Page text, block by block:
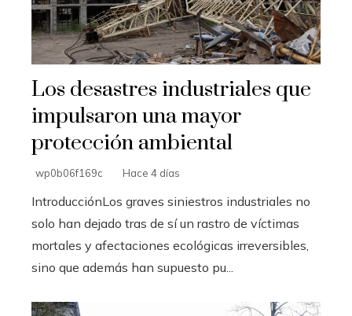
Los desastres industriales que
impulsaron una mayor
protección ambiental
wp0b06f169c Hace 4 días
IntroducciónLos graves siniestros industriales no
solo han dejado tras de sí un rastro de víctimas
mortales y afectaciones ecológicas irreversibles,
sino que además han supuesto pu...